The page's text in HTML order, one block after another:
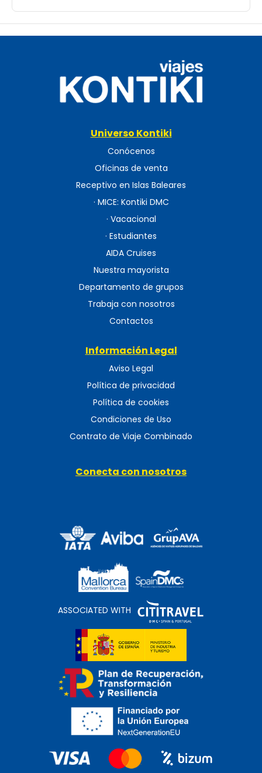
Universo Kontiki
Conócenos
Oficinas de venta
Receptivo en Islas Baleares
· MICE: Kontiki DMC
· Vacacional
· Estudiantes
AIDA Cruises
Nuestra mayorista
Departamento de grupos
Trabaja con nosotros
Contactos
Información Legal
Aviso Legal
Política de privacidad
Política de cookies
Condiciones de Uso
Contrato de Viaje Combinado
Conecta con nosotros
ASSOCIATED WITH